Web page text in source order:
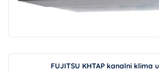
FUJITSU KHTAP kanalni klima